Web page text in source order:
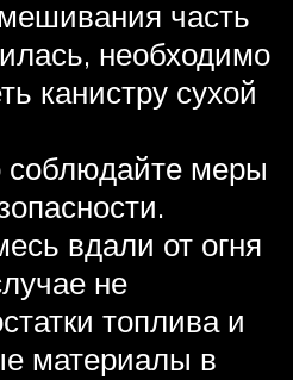
часть
необходимо
канистру сухой
соблюдайте меры
вдали от огня
не
топлива и
материалы в